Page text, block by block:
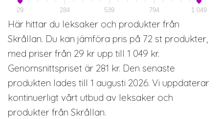
29 284 539 794 1.049
Här hittar du leksaker och produkter från
Skrållan. Du kan jämföra pris på 72 st produkter,
med priser från 29 kr upp till 1 049 kr.
Genomsnittspriset är 281 kr. Den senaste
produkten lades till 1 augusti 2026. Vi uppdaterar
kontinuerligt vårt utbud av leksaker och
produkter från Skrållan.